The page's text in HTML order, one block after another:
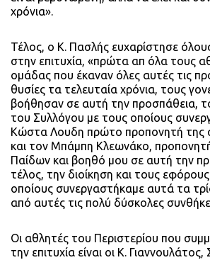
χρόνια».
Τέλος, ο Κ. Πασλής ευχαρίστησε
στην επιτυχία, «πρώτα απ όλα τους
ομάδας που έκαναν όλες αυτές τις
θυσίες τα τελευταία χρόνια, τους
βοήθησαν σε αυτή την προσπάθεια,
του Συλλόγου με τους οποίους
Κώστα Λουδη πρώτο προπονητή της
και τον Μπάμπη Κλεωνάκο,
Παίδων και βοηθό μου σε αυτή την
τέλος, την διοίκηση και τους
οποίους συνεργαστήκαμε αυτά τα
από αυτές τις πολύ δύσκολες
Οι αθλητές του Περιστερίου που
την επιτυχία είναι οι Κ.